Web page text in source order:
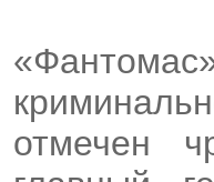
отмечен